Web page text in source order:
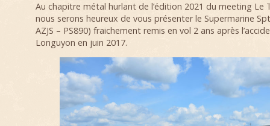
Au chapitre métal hurlant de l’édition 2021 du meeting Le
nous serons heureux de vous présenter le Supermarine
AZJS – PS890) fraichement remis en vol 2 ans après
Longuyon en juin 2017.